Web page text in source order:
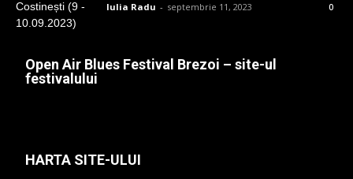
Iulia Radu - septembrie 11, 2023 0
Open Air Blues Festival Brezoi – site-ul
festivalului
HARTA SITE-ULUI